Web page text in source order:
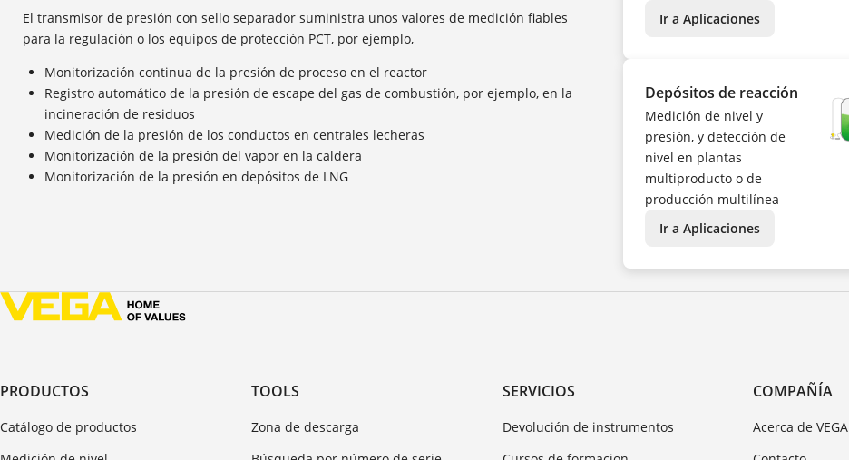
El transmisor de presión con sello separador suministra unos valores de medición fiables
para la regulación o los equipos de protección PCT, por ejemplo,
Monitorización continua de la presión de proceso en el reactor
Registro automático de la presión de escape del gas de combustión, por ejemplo, en la
incineración de residuos
Medición de la presión de los conductos en centrales lecheras
Monitorización de la presión del vapor en la caldera
Monitorización de la presión en depósitos de LNG
Ir a Aplicaciones
Depósitos de reacción
Medición de nivel y
presión, y detección de
nivel en plantas
multiproducto o de
producción multilínea
Ir a Aplicaciones
PRODUCTOS
Catálogo de productos
TOOLS
Zona de descarga
SERVICIOS
Devolución de instrumentos
COMPAÑÍA
Acerca de VEGA